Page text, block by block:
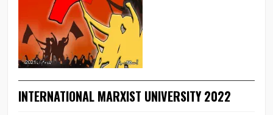
INTERNATIONAL MARXIST UNIVERSITY 2022